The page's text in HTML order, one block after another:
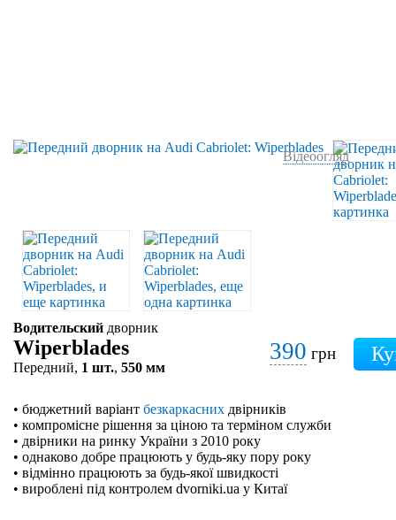
Відеоогляд
Водительский дворник
Wiperblades
Передний, 1 шт., 550 мм
390 грн
• бюджетний варіант безкаркасних двірників
• компромісне рішення за ціною та терміном служби
• двірники на ринку України з 2010 року
• однаково добре працюють у будь-яку пору року
• відмінно працюють за будь-якої швидкості
• вироблені під контролем dvorniki.ua у Китаї